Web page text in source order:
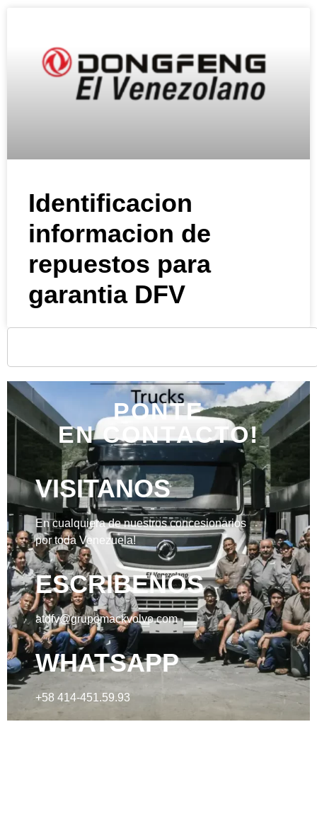
Identificacion
informacion de
repuestos para
garantia DFV
PONTE
EN CONTACTO!
VISITANOS
En cualquiera de nuestros concesionarios
por toda Venezuela!
ESCRIBENOS
atdfv@grupomackvolvo.com
WHATSAPP
+58 414-451.59.93